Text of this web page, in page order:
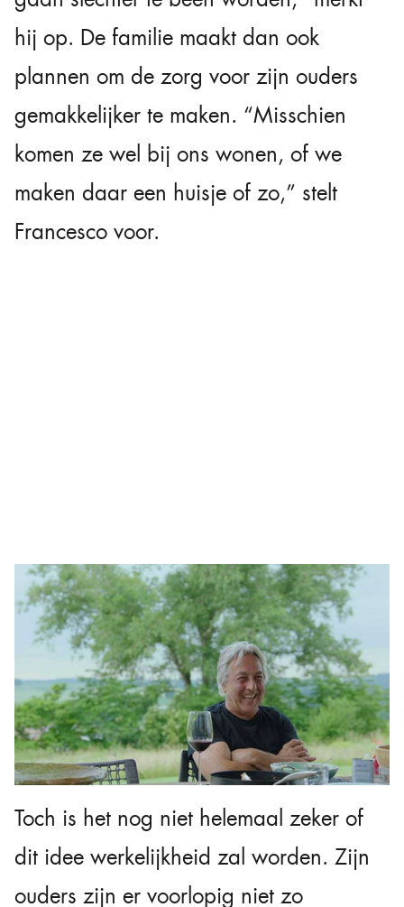
hij op. De familie maakt dan ook
plannen om de zorg voor zijn ouders
gemakkelijker te maken. “Misschien
komen ze wel bij ons wonen, of we
maken daar een huisje of zo,” stelt
Francesco voor.
Toch is het nog niet helemaal zeker of
dit idee werkelijkheid zal worden. Zijn
ouders zijn er voorlopig niet zo